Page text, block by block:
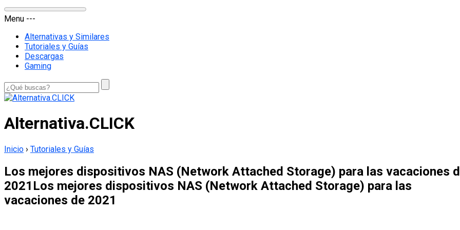
Menu ---
Alternativas y Similares
Tutoriales y Guías
Descargas
Gaming
Alternativa.CLICK
Inicio › Tutoriales y Guías
Los mejores dispositivos NAS (Network Attached Storage) para las vacaciones
2021Los mejores dispositivos NAS (Network Attached Storage) para las
vacaciones de 2021